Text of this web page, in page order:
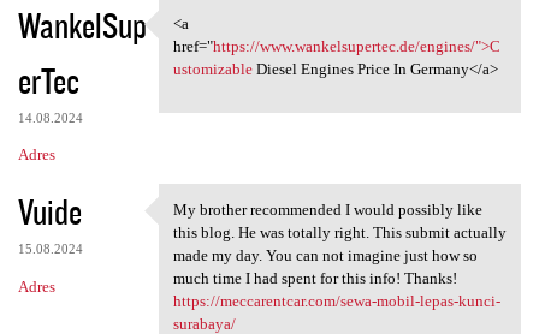
WankelSup
erTec
14.08.2024
Adres
<a href="https://www
<a
href="https://www.wankelsupertec.de/engines/">C
ustomizableDiesel Engines Price In Germany</a>
Vuide
15.08.2024
Adres
My brother recommended I
My brother recommended I would possibly like
this blog. He was totally right. This submit actually
made my day. You can not imagine just how so
much time I had spent for this info! Thanks!
https://meccarentcar.com/sewa-mobil-lepas-kunci-
surabaya/